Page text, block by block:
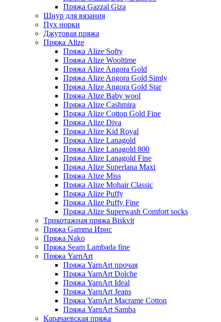
Пряжа Gazzal Giza
Шнур для вязания
Пух норки
Джутовая пряжа
Пряжа Alize
Пряжа Alize Softy
Пряжа Alize Wooltime
Пряжа Alize Angora Gold
Пряжа Alize Angora Gold Simly
Пряжа Alize Angora Gold Star
Пряжа Alize Baby wool
Пряжа Alize Cashmira
Пряжа Alize Cotton Gold Fine
Пряжа Alize Diva
Пряжа Alize Kid Royal
Пряжа Alize Lanagold
Пряжа Alize Lanagold 800
Пряжа Alize Lanagold Fine
Пряжа Alize Superlana Maxi
Пряжа Alize Miss
Пряжа Alize Mohair Classic
Пряжа Alize Puffy
Пряжа Alize Puffy Fine
Пряжа Alize Superwash Comfort socks
Трикотажная пряжа Biskvit
Пряжа Gamma Ирис
Пряжа Nako
Пряжа Seam Lambada fine
Пряжа YarnArt
Пряжа YarnArt прочая
Пряжа YarnArt Dolche
Пряжа YarnArt Ideal
Пряжа YarnArt Jeans
Пряжа YarnArt Macrame Cotton
Пряжа YarnArt Samba
Карачаевская пряжа